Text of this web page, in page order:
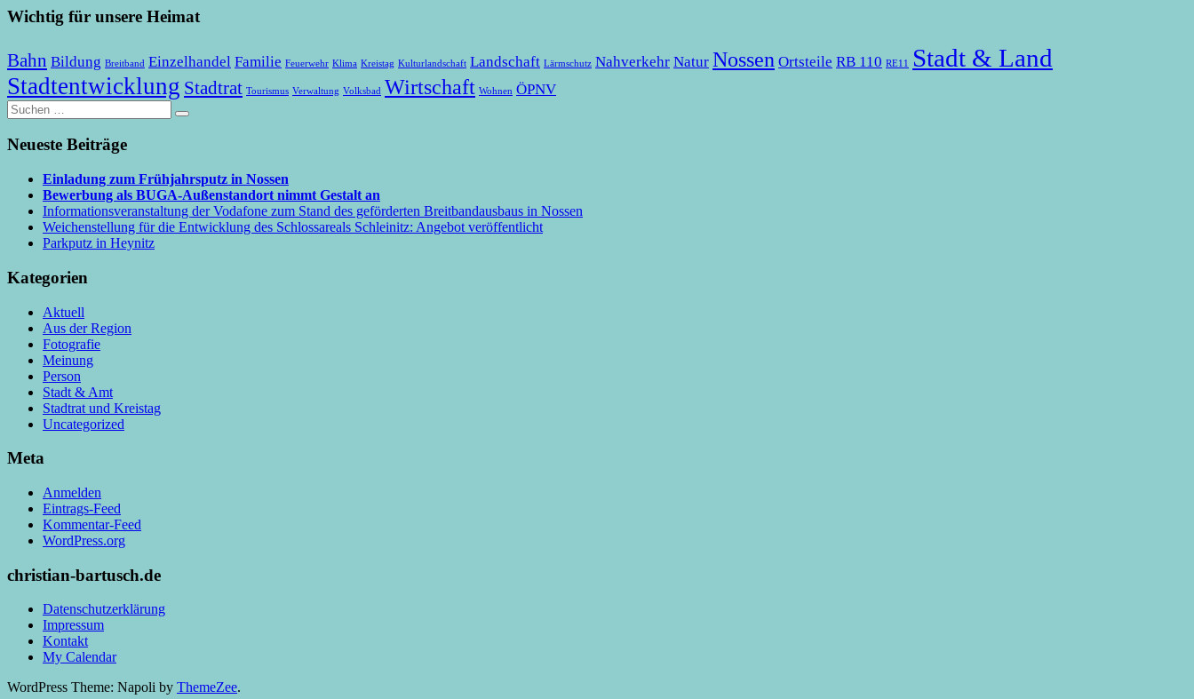
Wichtig für unsere Heimat
Bahn Bildung Breitband Einzelhandel Familie Feuerwehr Klima Kreistag Kulturlandschaft Landschaft Lärmschutz Nahverkehr Natur Nossen Ortsteile RB 110 RE11 Stadt & Land
Stadtentwicklung Stadtrat Tourismus Verwaltung Volksbad Wirtschaft Wohnen ÖPNV
Suchen
nach:
Suchen
Neueste Beiträge
Einladung zum Frühjahrsputz in Nossen
Bewerbung als BUGA-Außenstandort nimmt Gestalt an
Informationsveranstaltung der Vodafone zum Stand des geförderten Breitbandausbaus in Nossen
Weichenstellung für die Entwicklung des Schlossareals Schleinitz: Angebot veröffentlicht
Parkputz in Heynitz
Kategorien
Aktuell
Aus der Region
Fotografie
Meinung
Person
Stadt & Amt
Stadtrat und Kreistag
Uncategorized
Meta
Anmelden
Eintrags-Feed
Kommentar-Feed
WordPress.org
christian-bartusch.de
Datenschutzerklärung
Impressum
Kontakt
My Calendar
WordPress Theme: Napoli by ThemeZee.